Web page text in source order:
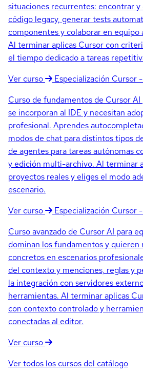
situaciones recurrentes: encontrar
código legacy, generar tests
componentes y colaborar en equipo
Al terminar aplicas Cursor con
el tiempo dedicado a tareas
Ver curso
Especialización Cursor
Curso de fundamentos de Cursor
se incorporan al IDE y necesitan
profesional. Aprendes
modos de chat para distintos tipos
de agentes para tareas autónomas
y edición multi-archivo. Al terminar
proyectos reales y eliges el modo
escenario.
Ver curso
Especialización Cursor
Curso avanzado de Cursor AI para
dominan los fundamentos y quieren
concretos en escenarios
del contexto y menciones, reglas y
la integración con servidores
herramientas. Al terminar aplicas
con contexto controlado y
conectadas al editor.
Ver curso
Ver todos los cursos del catálogo